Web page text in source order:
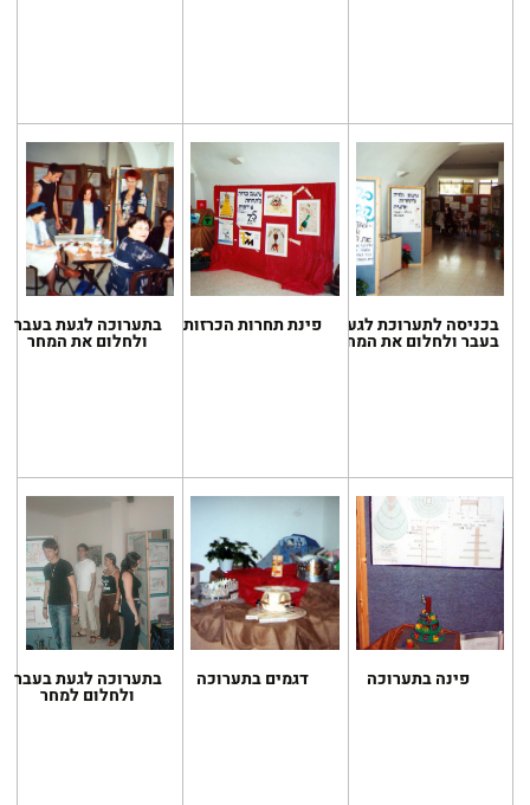
בכניסה לתערוכת לגעת
בעבר ולחלום את המחר
פינת תחרות הכרזות בתערוכה לגעת בעבר
ולחלום את המחר
פינה בתערוכה דגמים בתערוכה בתערוכה לגעת בעבר
ולחלום למחר